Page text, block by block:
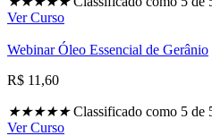
Ver Curso
Webinar Óleo Essencial de Gerânio
R$ 11,60
★★★★★ Classificado como 5 de
Ver Curso